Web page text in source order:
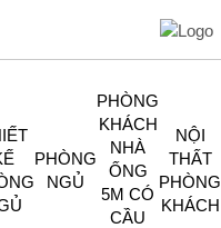
PHÒNG
NGỦ
PHÒNG
KHÁCH
NHÀ
ỐNG
5M CÓ
CẦU
NỘI
THẤT
PHÒNG
KHÁCH